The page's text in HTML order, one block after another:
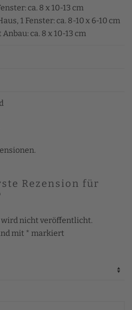
ca. 8 x 10-13 cm
1 Fenster: ca. 8-10 x 6-10 cm
ca. 8 x 10-13 cm
Rezension für
nicht veröffentlicht.
mit * markiert